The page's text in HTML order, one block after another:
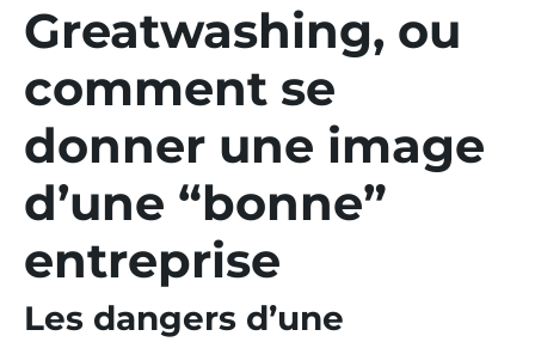
Greatwashing, ou
comment se
donner une image
d’une “bonne”
entreprise
Les dangers d’une